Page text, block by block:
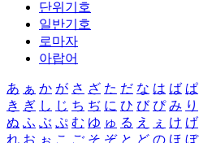
단위기호
일반기호
로마자
아랍어
あ ぁ か が さ ざ た だ な は ば ぱ
き ぎ し じ ち ぢ に ひ び ぴ み り
ぬ ふ ぶ ぷ む ゆ ゅ る え ぇ け げ
れ お ぉ こ ご そ ぞ と ど の ほ ぼ